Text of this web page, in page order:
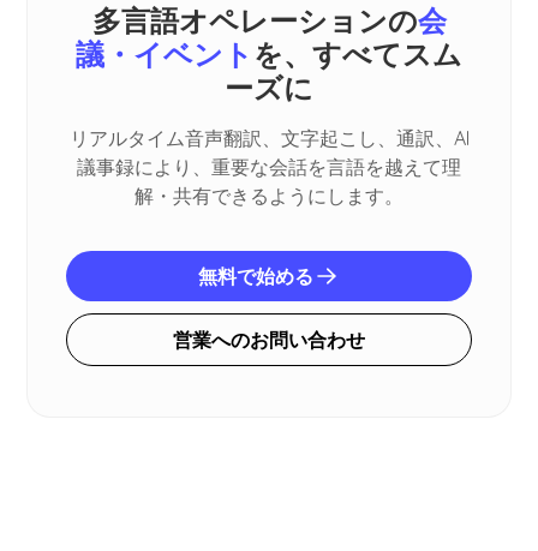
多言語オペレーションの会
議・イベント を、すべてスム
ーズに
リアルタイム音声翻訳、文字起こし、通訳、AI
議事録により、重要な会話を言語を越えて理
解・共有できるようにします。
無料で始める
営業へのお問い合わせ